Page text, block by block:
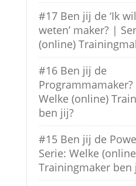
#17 Ben jij de ‘Ik
weten’ maker? |
(online)
#16 Ben jij de
Welke (online)
ben jij?
#15 Ben jij de
Serie: Welke
Trainingmaker ben